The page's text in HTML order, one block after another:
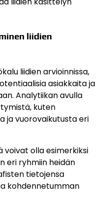
liidien
liidien arvioinnissa,
asiakkaita ja
Analytiikan avulla
kuten
ja vuorovaikutusta eri
voivat olla esimerkiksi
eri ryhmiin heidän
tietojensa
kohdennetumman